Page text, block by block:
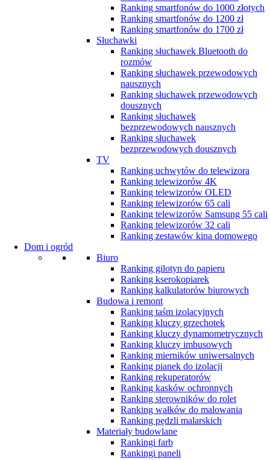
Ranking smartfonów do 1000 złotych
Ranking smartfonów do 1200 zł
Ranking smartfonów do 1700 zł
Słuchawki
Ranking słuchawek Bluetooth do
rozmów
Ranking słuchawek przewodowych
nausznych
Ranking słuchawek przewodowych
dousznych
Ranking słuchawek
bezprzewodowych nausznych
Ranking słuchawek
bezprzewodowych dousznych
TV
Ranking uchwytów do telewizora
Ranking telewizorów 4K
Ranking telewizorów OLED
Ranking telewizorów 65 cali
Ranking telewizorów Samsung 55 cali
Ranking telewizorów 32 cali
Ranking zestawów kina domowego
Dom i ogród
Biuro
Ranking gilotyn do papieru
Ranking kserokopiarek
Ranking kalkulatorów biurowych
Budowa i remont
Ranking taśm izolacyjnych
Ranking kluczy grzechotek
Ranking kluczy dynamometrycznych
Ranking kluczy imbusowych
Ranking mierników uniwersalnych
Ranking pianek do izolacji
Ranking rekuperatorów
Ranking kasków ochronnych
Ranking sterowników do rolet
Ranking wałków do malowania
Ranking pędzli malarskich
Materiały budowlane
Rankingi farb
Rankingi paneli